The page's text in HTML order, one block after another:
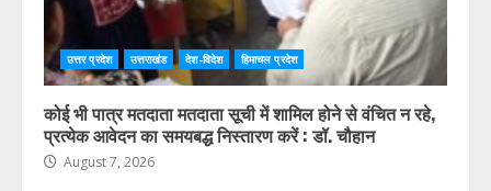
उत्तर प्रदेश उत्तराखंड देश-विदेश हिमाचल प्रदेश
कोई भी पात्र मतदाता मतदाता सूची में शामिल होने से वंचित न रहे,
प्रत्येक आवेदन का समयबद्ध निस्तारण करें : डॉ. चौहान
August 7, 2026